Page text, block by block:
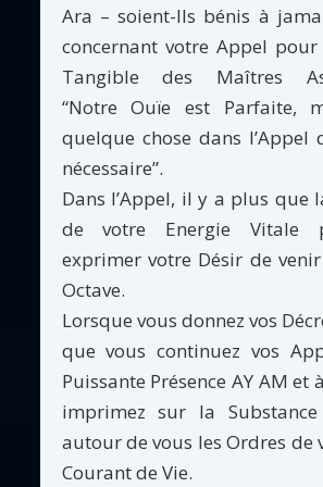
Ara – soient-Ils bénis à
concernant votre Appel pour
Tangible des Maîtres
“Notre Ouïe est Parfaite,
quelque chose dans l’Appel
nécessaire”.
Dans l’Appel, il y a plus que
de votre Energie Vitale
exprimer votre Désir de
Octave.
Lorsque vous donnez vos
que vous continuez vos
Puissante Présence AY AM et
imprimez sur la Substance
autour de vous les Ordres de
Courant de Vie.